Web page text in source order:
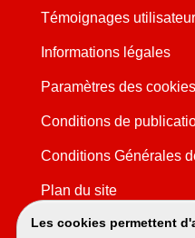
Les cookies permettent
Témoignages
Informations légales
Paramètres des cookies
Conditions de
Conditions Générales
Plan du site